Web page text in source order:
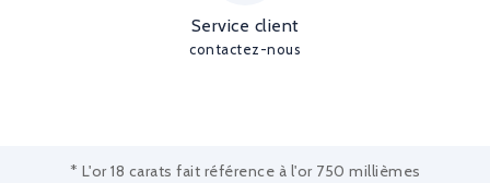
Service client
contactez-nous
* L'or 18 carats fait référence à l'or 750 millièmes